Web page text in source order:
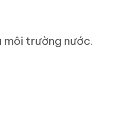
trường nước.